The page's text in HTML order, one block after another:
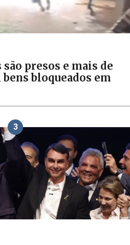
presos e mais de
bloqueados em
3